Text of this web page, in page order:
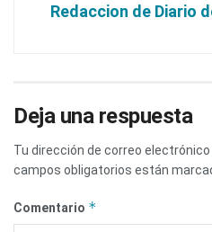
Redaccion de Diario
Deja una respuesta
Tu dirección de correo electrónico
campos obligatorios están
Comentario *